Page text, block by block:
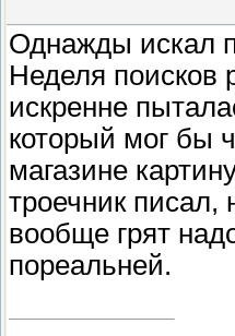
Однажды искал
Неделя поисков
искренне
который мог бы
магазине
троечник писал,
вообще грят
пореальней.